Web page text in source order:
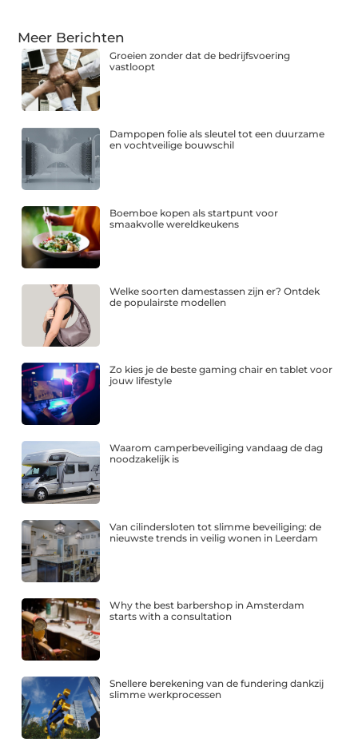
Meer Berichten
Groeien zonder dat de bedrijfsvoering
vastloopt
Dampopen folie als sleutel tot een duurzame
en vochtveilige bouwschil
Boemboe kopen als startpunt voor
smaakvolle wereldkeukens
Welke soorten damestassen zijn er? Ontdek
de populairste modellen
Zo kies je de beste gaming chair en tablet voor
jouw lifestyle
Waarom camperbeveiliging vandaag de dag
noodzakelijk is
Van cilindersloten tot slimme beveiliging: de
nieuwste trends in veilig wonen in Leerdam
Why the best barbershop in Amsterdam
starts with a consultation
Snellere berekening van de fundering dankzij
slimme werkprocessen